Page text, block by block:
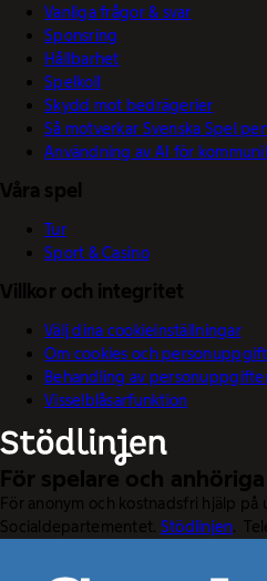
Vanliga frågor & svar
Sponsring
Hållbarhet
Spelkoll
Skydd mot bedrägerier
Så motverkar Svenska Spel
Användning av AI för
Våra spel
Tur
Sport & Casino
Villkor och integritet
Välj dina cookieinställningar
Om cookies och
Behandling av
Visselblåsarfunktion
För spelare och anhöriga
För anonym och kostnadsfri hjälp på
Socialdepartementet. Stödlinjen.